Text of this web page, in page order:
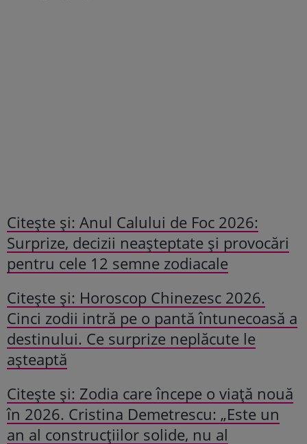
Citeşte şi: Anul Calului de Foc 2026:
Surprize, decizii neașteptate și provocări
pentru cele 12 semne zodiacale
Citeşte şi: Horoscop Chinezesc 2026.
Cinci zodii intră pe o pantă întunecoasă a
destinului. Ce surprize neplăcute le
așteaptă
Citeşte şi: Zodia care începe o viață nouă
în 2026. Cristina Demetrescu: „Este un
an al construcțiilor solide, nu al